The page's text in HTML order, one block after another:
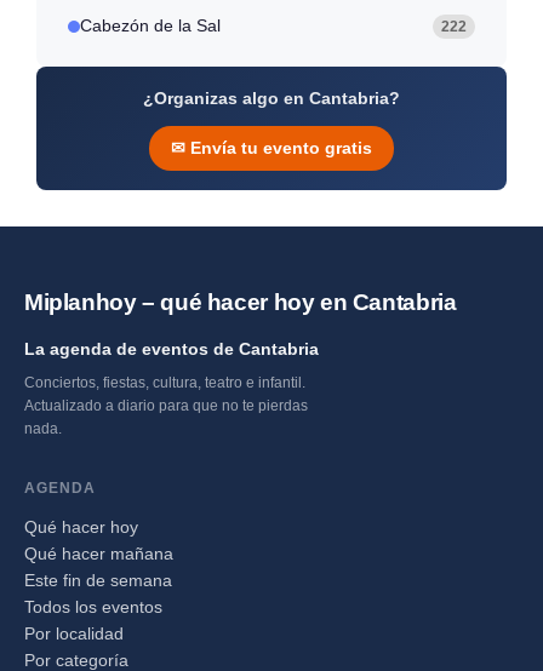
Cabezón de la Sal 222
¿Organizas algo en Cantabria?
✉ Envía tu evento gratis
Miplanhoy – qué hacer hoy en Cantabria
La agenda de eventos de Cantabria
Conciertos, fiestas, cultura, teatro e infantil.
Actualizado a diario para que no te pierdas
nada.
AGENDA
Qué hacer hoy
Qué hacer mañana
Este fin de semana
Todos los eventos
Por localidad
Por categoría